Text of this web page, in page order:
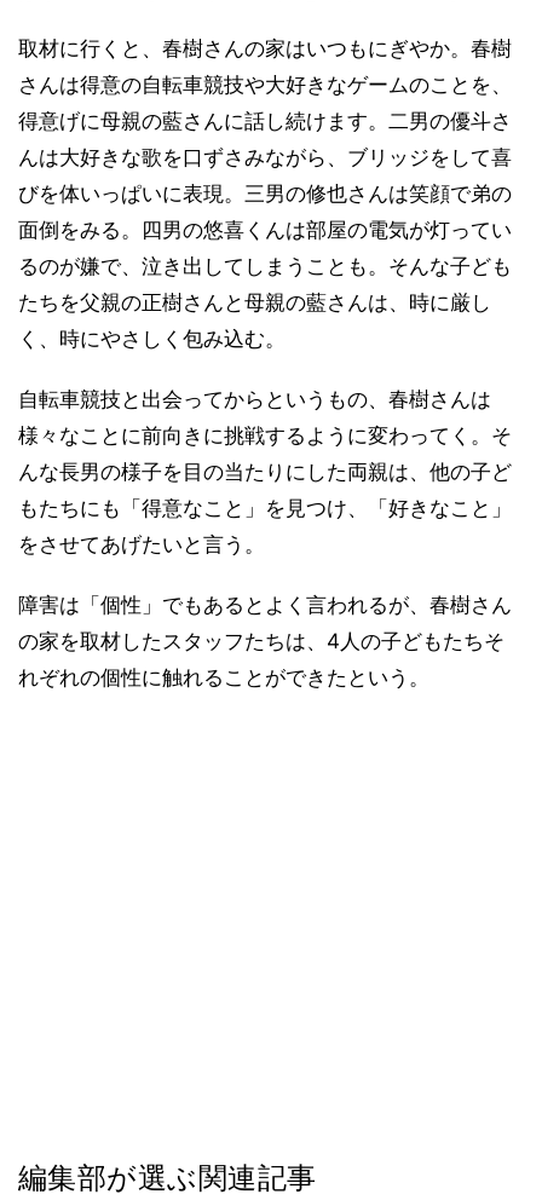
取材に行くと、春樹さんの家はいつもにぎやか。春樹
さんは得意の自転車競技や大好きなゲームのことを、
得意げに母親の藍さんに話し続けます。二男の優斗さ
んは大好きな歌を口ずさみながら、ブリッジをして喜
びを体いっぱいに表現。三男の修也さんは笑顔で弟の
面倒をみる。四男の悠喜くんは部屋の電気が灯ってい
るのが嫌で、泣き出してしまうことも。そんな子ども
たちを父親の正樹さんと母親の藍さんは、時に厳し
く、時にやさしく包み込む。
自転車競技と出会ってからというもの、春樹さんは
様々なことに前向きに挑戦するように変わってく。そ
んな長男の様子を目の当たりにした両親は、他の子ど
もたちにも「得意なこと」を見つけ、「好きなこと」
をさせてあげたいと言う。
障害は「個性」でもあるとよく言われるが、春樹さん
の家を取材したスタッフたちは、4人の子どもたちそ
れぞれの個性に触れることができたという。
編集部が選ぶ関連記事